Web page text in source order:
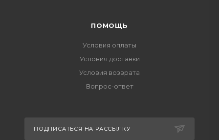
ПОМОЩЬ
Условия оплаты
Условия доставки
Условия возврата
Вопрос-ответ
ПОДПИСАТЬСЯ НА РАССЫЛКУ